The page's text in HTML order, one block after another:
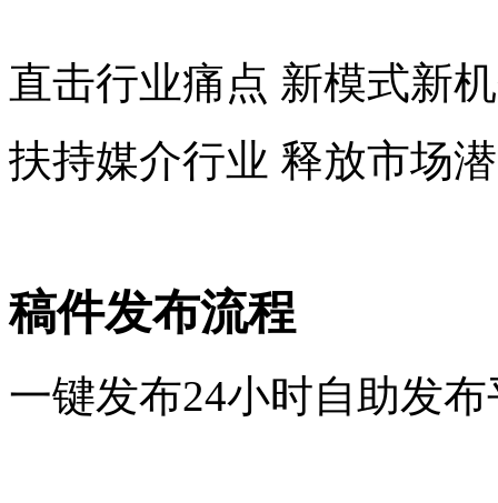
直击行业痛点 新模式新
扶持媒介行业 释放市场
稿件发布流程
一键发布24小时自助发